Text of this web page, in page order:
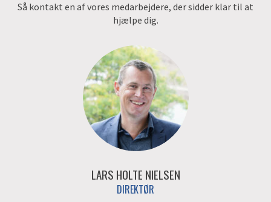
Så kontakt en af vores medarbejdere, der sidder klar til at
hjælpe dig.
LARS HOLTE NIELSEN
DIREKTØR